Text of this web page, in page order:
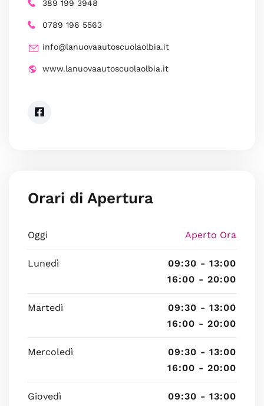
389 199 3948
0789 196 5563
info@lanuovaautoscuolaolbia.it
www.lanuovaautoscuolaolbia.it
Orari di Apertura
Oggi Aperto Ora
Lunedì
09:30 - 13:00
16:00 - 20:00
Martedì
09:30 - 13:00
16:00 - 20:00
Mercoledì
09:30 - 13:00
16:00 - 20:00
Giovedì
09:30 - 13:00